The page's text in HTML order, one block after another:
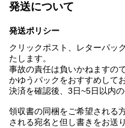
発送について
発送ポリシー
クリックポスト、レターパッ
たします。
事故の責任は負いかねますの
かゆうパックをおすすめして
決済を確認後、3日~5日以内の
領収書の同梱をご希望される
される宛名と但し書きをお送